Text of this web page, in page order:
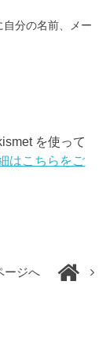
分の名前、メー
を使って
はこちらをご
ージへ